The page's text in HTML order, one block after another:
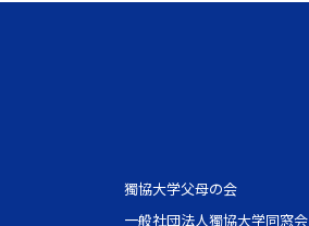
獨協大学父母の会
一般社団法人獨協大学同窓会